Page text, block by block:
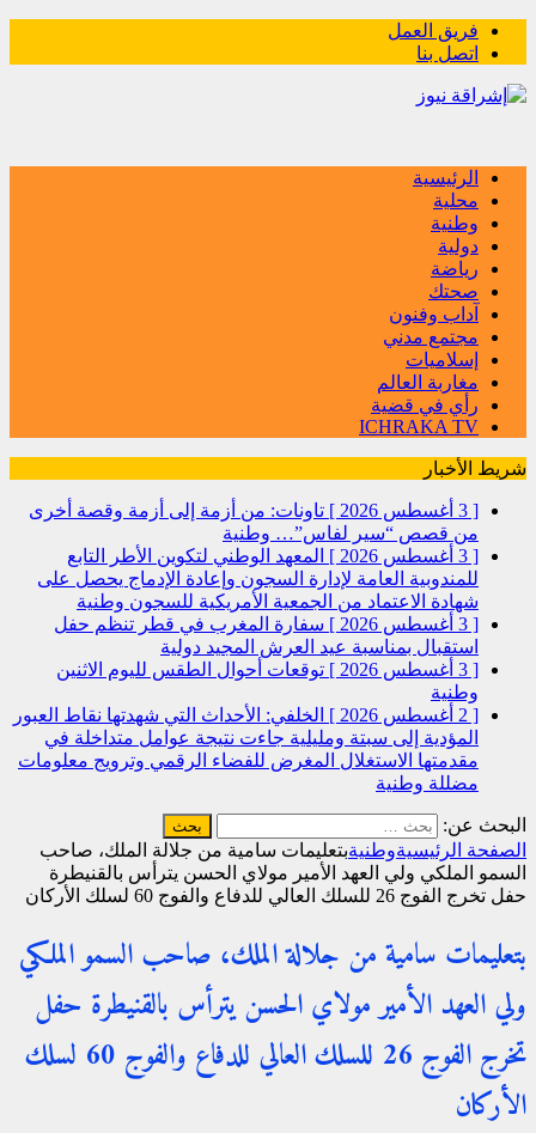
فريق العمل
اتصل بنا
الرئيسية
محلية
وطنية
دولية
رياضة
صحتك
آداب وفنون
مجتمع مدني
إسلاميات
مغاربة العالم
رأي في قضية
ICHRAKA TV
شريط الأخبار
[ 3 أغسطس 2026 ]
تاونات: من أزمة إلى أزمة وقصة أخرى
من قصص “سير لفاس”… وطنية
[ 3 أغسطس 2026 ]
المعهد الوطني لتكوين الأطر التابع
للمندوبية العامة لإدارة السجون وإعادة الإدماج يحصل على
شهادة الاعتماد من الجمعية الأمريكية للسجون وطنية
[ 3 أغسطس 2026 ]
سفارة المغرب في قطر تنظم حفل
استقبال بمناسبة عيد العرش المجيد دولية
[ 3 أغسطس 2026 ]
توقعات أحوال الطقس لليوم الاثنين
وطنية
[ 2 أغسطس 2026 ]
الخلفي: الأحداث التي شهدتها نقاط العبور
المؤدية إلى سبتة ومليلية جاءت نتيجة عوامل متداخلة في
مقدمتها الاستغلال المغرض للفضاء الرقمي وترويج معلومات
مضللة وطنية
البحث عن:
الصفحة الرئيسيةوطنيةبتعليمات سامية من جلالة الملك، صاحب
السمو الملكي ولي العهد الأمير مولاي الحسن يترأس بالقنيطرة
حفل تخرج الفوج 26 للسلك العالي للدفاع والفوج 60 لسلك الأركان
بتعليمات سامية من جلالة الملك، صاحب السمو الملكي
ولي العهد الأمير مولاي الحسن يترأس بالقنيطرة حفل
تخرج الفوج 26 للسلك العالي للدفاع والفوج 60 لسلك
الأركان